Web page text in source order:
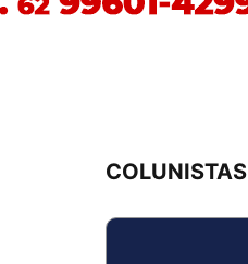
COLUNISTAS